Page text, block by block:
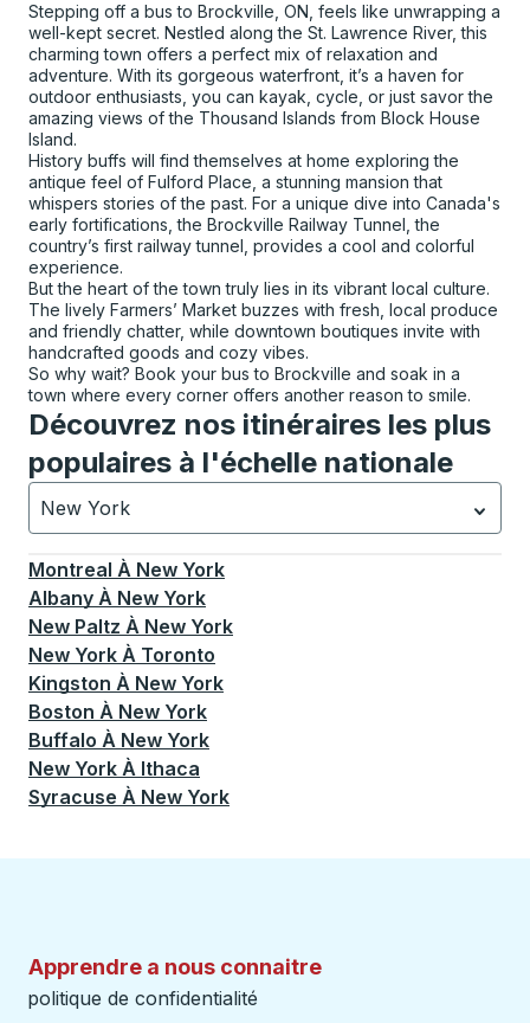
Stepping off a bus to Brockville, ON, feels like unwrapping a
well-kept secret. Nestled along the St. Lawrence River, this
charming town offers a perfect mix of relaxation and
adventure. With its gorgeous waterfront, it’s a haven for
outdoor enthusiasts, you can kayak, cycle, or just savor the
amazing views of the Thousand Islands from Block House
Island.
History buffs will find themselves at home exploring the
antique feel of Fulford Place, a stunning mansion that
whispers stories of the past. For a unique dive into Canada's
early fortifications, the Brockville Railway Tunnel, the
country’s first railway tunnel, provides a cool and colorful
experience.
But the heart of the town truly lies in its vibrant local culture.
The lively Farmers’ Market buzzes with fresh, local produce
and friendly chatter, while downtown boutiques invite with
handcrafted goods and cozy vibes.
So why wait? Book your bus to Brockville and soak in a
town where every corner offers another reason to smile.
Découvrez nos itinéraires les plus
populaires à l'échelle nationale
New York
Actuellement sélectionné: New York.La sélection est
Montreal À New York
Albany À New York
New Paltz À New York
New York À Toronto
Kingston À New York
Boston À New York
Buffalo À New York
New York À Ithaca
Syracuse À New York
Apprendre a nous connaitre
politique de confidentialité